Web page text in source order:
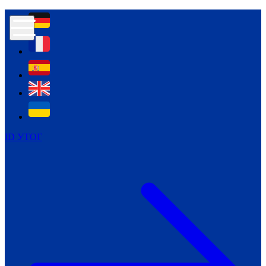
ID УТОГ
Контур психологічної безпеки глухих
Всеукраїнський пісенний
челендж «Україно, ти є!»
Молодіжний челендж «Жестова
мова для мене – це…»
Репортажі спеціальних та
інклюзивних начальних закладів